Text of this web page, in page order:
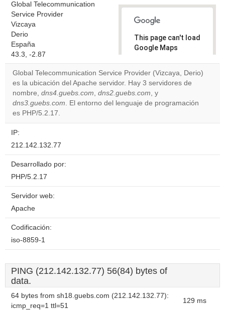
Global Telecommunication
Service Provider
Vizcaya
Derio
España
43.3, -2.87
This page can't load
Google Maps
Do you
website?
OK
Global Telecommunication Service Provider (Vizcaya, Derio)
es la ubicación del Apache servidor. Hay 3 servidores de
nombre, dns4.guebs.com, dns2.guebs.com, y
dns3.guebs.com. El entorno del lenguaje de programación
es PHP/5.2.17.
IP:
212.142.132.77
Desarrollado por:
PHP/5.2.17
Servidor web:
Apache
Codificación:
iso-8859-1
PING (212.142.132.77) 56(84) bytes of
data.
64 bytes from sh18.guebs.com (212.142.132.77):
icmp_req=1 ttl=51
129 ms